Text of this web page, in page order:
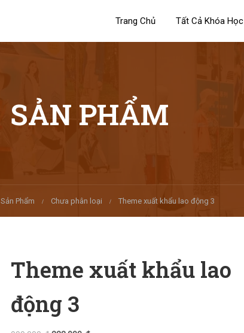
Trang Chủ Tất Cả Khóa Học
SẢN PHẨM
Sản Phẩm Chưa phân loại Theme xuất khẩu lao động 3
Theme xuất khẩu lao
động 3